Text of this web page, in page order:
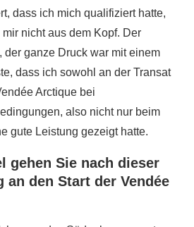
dass ich mich qualifiziert hatte,
nicht aus dem Kopf. Der
der ganze Druck war mit einem
dass ich sowohl an der Transat
Arctique bei
also nicht nur beim
gute Leistung gezeigt hatte.
gehen Sie nach dieser
an den Start der Vendée